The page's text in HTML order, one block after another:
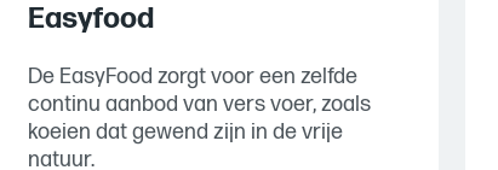
Easyfood
De EasyFood zorgt voor een zelfde
continu aanbod van vers voer, zoals
koeien dat gewend zijn in de vrije
natuur.